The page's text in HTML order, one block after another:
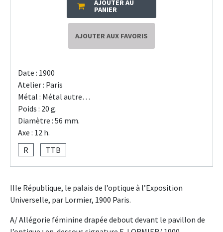
AJOUTER AU
PANIER
AJOUTER AUX FAVORIS
Date : 1900
Atelier : Paris
Métal : Métal autre…
Poids : 20 g.
Diamètre : 56 mm.
Axe : 12 h.
R
TTB
IIIe République, le palais de l’optique à l’Exposition
Universelle, par Lormier, 1900 Paris.
A/ Allégorie féminine drapée debout devant le pavillon de